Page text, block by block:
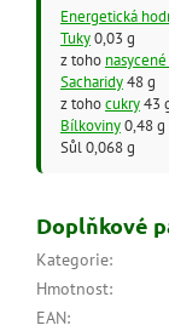
Energetická
Tuky0,03 g
z toho
Sacharidy48 g
z tohocukry43
Bílkoviny0,48 g
Sůl 0,068 g
Doplňkové
Kategorie:
Hmotnost:
EAN: